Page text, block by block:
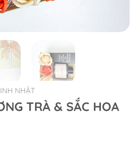
NHẬT
TRÀ & SẮC HOA